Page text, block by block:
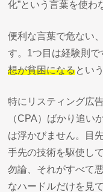
化”という言葉を使わ
便利な言葉で危ない
す。1つ目は経験則で
想が貧困になるとい
特にリスティング広
（CPA）ばかり追い
は浮かびません。目
手先の技術を駆使し
勿論、それがすべて
なハードルだけを見